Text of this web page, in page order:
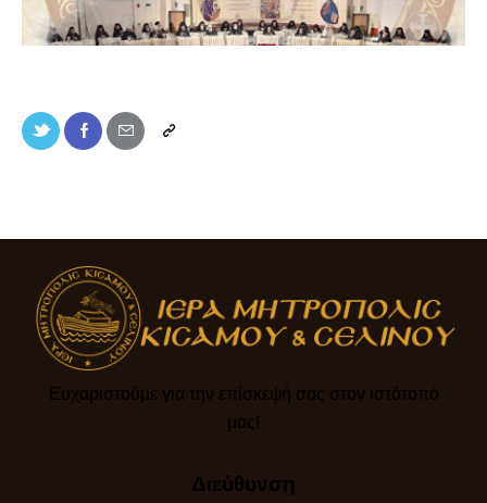
Ευχαριστούμε για την επίσκεψή σας στον ιστότοπό
μας!​
Διεύθυνση